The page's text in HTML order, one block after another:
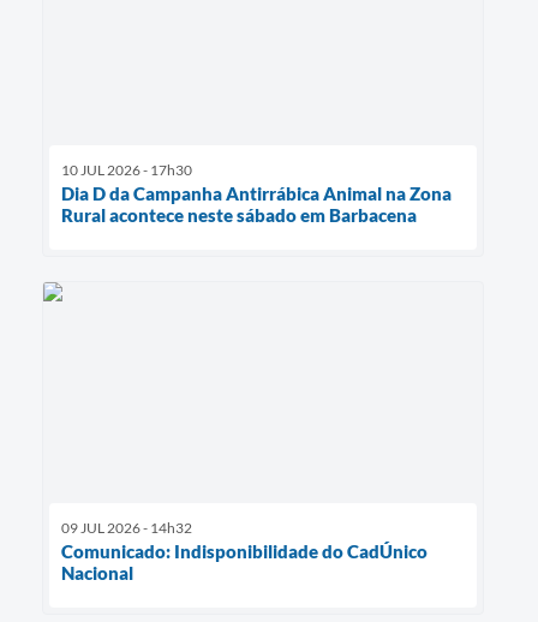
10 JUL 2026 - 17h30
Dia D da Campanha Antirrábica Animal na Zona
Rural acontece neste sábado em Barbacena
09 JUL 2026 - 14h32
Comunicado: Indisponibilidade do CadÚnico
Nacional